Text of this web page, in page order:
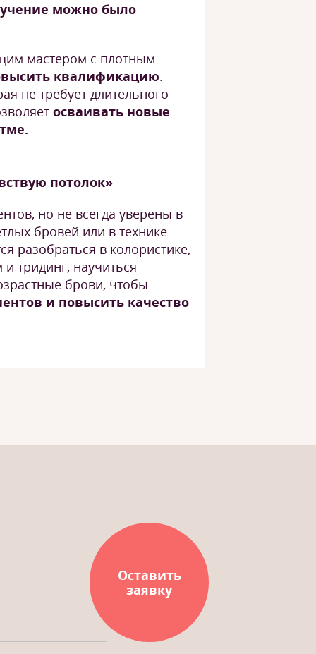
можно было
мастером с плотным
квалификацию.
не требует длительного
осваивать новые
потолок»
но не всегда уверены в
бровей или в технике
разобраться в колористике,
тридинг, научиться
брови, чтобы
и повысить качество
Оставить
заявку